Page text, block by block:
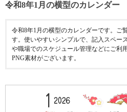
令和8年1月の横型のカレンダー
令和8年1月の横型のカレンダーです。ご
す。使いやすいシンプルで、記入スペー
や職場でのスケジュール管理などにご利
PNG素材がございます。